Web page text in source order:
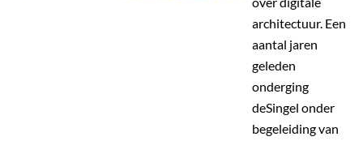
architectuur. Een
aantal jaren
geleden
onderging
deSingel onder
begeleiding van